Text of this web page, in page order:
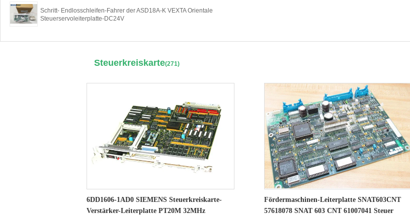
Schritt- Endlosschleifen-Fahrer der ASD18A-K VEXTA Orientale
Steuerservoleiterplatte-DC24V
Steuerkreiskarte(271)
6DD1606-1AD0 SIEMENS Steuerkreiskarte-
Verstärker-Leiterplatte PT20M 32MHz
Fördermaschinen-Leiterplatte SNAT603CNT
57618078 SNAT 603 CNT 61007041 Steuer